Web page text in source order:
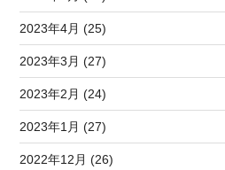
2023年4月 (25)
2023年3月 (27)
2023年2月 (24)
2023年1月 (27)
2022年12月 (26)